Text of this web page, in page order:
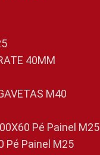
40MM
M40
Pé Painel M25
Pé Painel M25